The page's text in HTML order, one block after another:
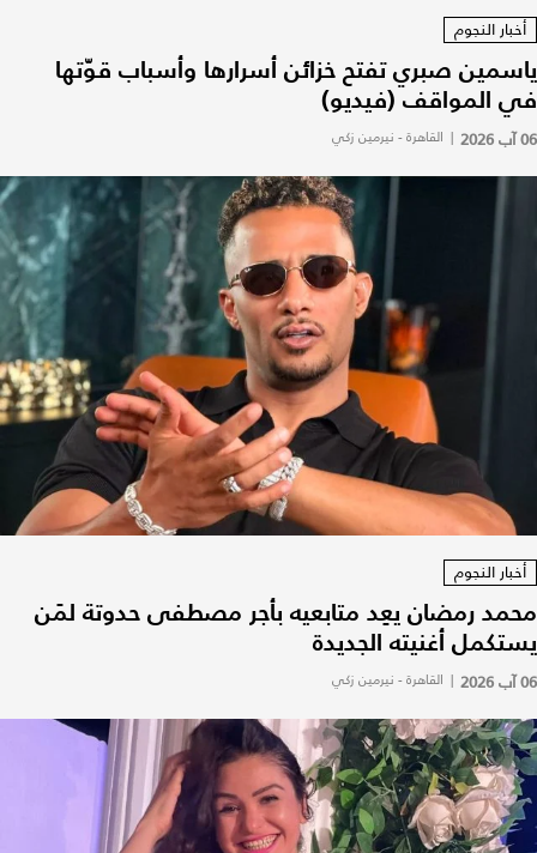
أخبار النجوم
ياسمين صبري تفتح خزائن أسرارها وأسباب قوّتها
في المواقف (فيديو)
06 آب 2026 | القاهرة - نيرمين زكي
أخبار النجوم
محمد رمضان يعِد متابعيه بأجر مصطفى حدوتة لمَن
يستكمل أغنيته الجديدة
06 آب 2026 | القاهرة - نيرمين زكي